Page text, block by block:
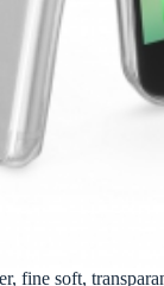
fine soft,